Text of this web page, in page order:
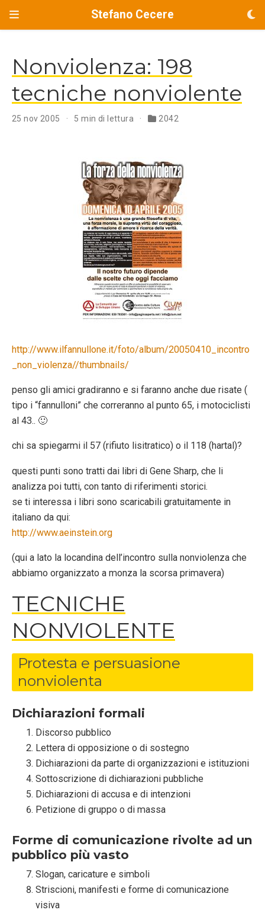
Stefano Cecere
Nonviolenza: 198
tecniche nonviolente
25 nov 2005 5 min di lettura 2042
http://www.ilfannullone.it/foto/album/20050410_incontro
_non_violenza//thumbnails/
penso gli amici gradiranno e si faranno anche due risate (
tipo i “fannulloni” che correranno al punto 65, i motociclisti
al 43.. 🙂
chi sa spiegarmi il 57 (rifiuto lisitratico) o il 118 (hartal)?
questi punti sono tratti dai libri di Gene Sharp, che li
analizza poi tutti, con tanto di riferimenti storici.
se ti interessa i libri sono scaricabili gratuitamente in
italiano da qui:
http://www.aeinstein.org
(qui a lato la locandina dell’incontro sulla nonviolenza che
abbiamo organizzato a monza la scorsa primavera)
TECNICHE
NONVIOLENTE
Protesta e persuasione
nonviolenta
Dichiarazioni formali
Discorso pubblico
Lettera di opposizione o di sostegno
Dichiarazioni da parte di organizzazioni e istituzioni
Sottoscrizione di dichiarazioni pubbliche
Dichiarazioni di accusa e di intenzioni
Petizione di gruppo o di massa
Forme di comunicazione rivolte ad un
pubblico più vasto
Slogan, caricature e simboli
Striscioni, manifesti e forme di comunicazione
visiva